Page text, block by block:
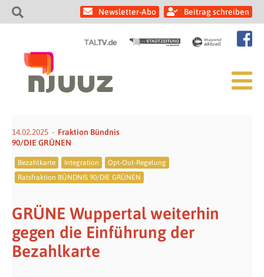
Newsletter-Abo Beitrag schreiben
14.02.2025
Fraktion Bündnis
90/DIE GRÜNEN
Bezahlkarte Integration
Opt-Out-Regelung
Ratsfraktion BÜNDNIS 90/DIE GRÜNEN
GRÜNE Wuppertal weiterhin
gegen die Einführung der
Bezahlkarte